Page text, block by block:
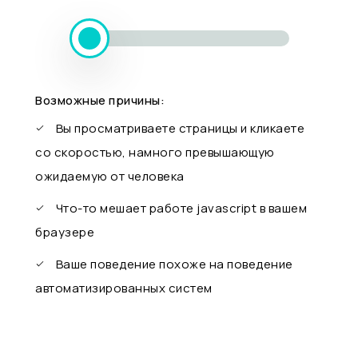
Возможные причины:
Вы просматриваете страницы и кликаете
со скоростью, намного превышающую
ожидаемую от человека
Что-то мешает работе javascript в вашем
браузере
Ваше поведение похоже на поведение
автоматизированных систем